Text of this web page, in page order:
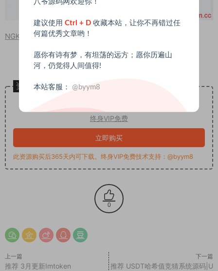
NGK区块链数字钱包矿机挖矿
资源下载
终身VIP免费
立即购买
此资源购买后365天内可下载。终身VIP免费技术支持：@byym8
0
上一篇
推荐 3月更新Imtoken
下一篇
推荐 USDT哈希值竞猜系统源码|U
建议使用 Ctrl + D 收藏本站，让你不再错过任
何篇优秀文章哟！
愿你有诗有梦，有坦荡的远方；愿你历遍山
河，仍觉得人间值得!
本站客服： @byym8